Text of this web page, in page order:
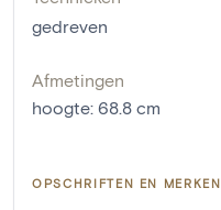
gedreven
Afmetingen
hoogte: 68.8 cm
OPSCHRIFTEN EN MERKEN